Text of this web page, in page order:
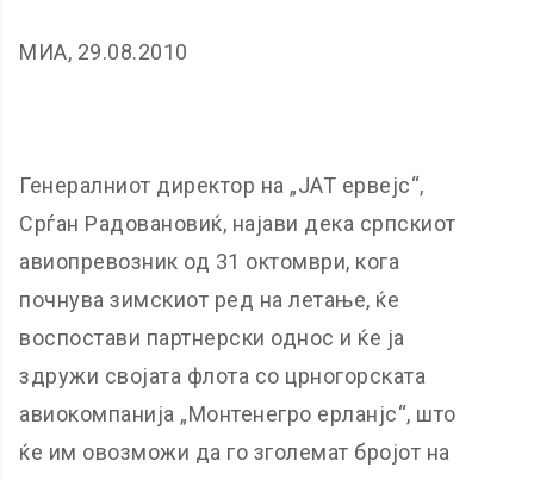
МИА, 29.08.2010
Генералниот директор на „ЈАТ ервејс“,
Срѓан Радовановиќ, најави дека српскиот
авиопревозник од 31 октомври, кога
почнува зимскиот ред на летање, ќе
воспостави партнерски однос и ќе ја
здружи својата флота со црногорската
авиокомпанија „Монтенегро ерланјс“, што
ќе им овозможи да го зголемат бројот на